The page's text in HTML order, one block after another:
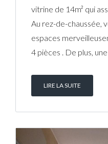
vitrine de 14m² qui
Au rez-de-chaussée,
espaces
4 pièces . De plus,
LIRE LA SUITE